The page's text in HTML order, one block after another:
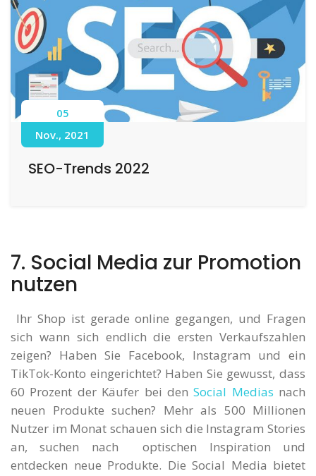
05
Nov., 2021
SEO-Trends 2022
7. Social Media zur Promotion
nutzen
Ihr Shop ist gerade online gegangen, und Fragen
sich wann sich endlich die ersten Verkaufszahlen
zeigen? Haben Sie Facebook, Instagram und ein
TikTok-Konto eingerichtet? Haben Sie gewusst, dass
60 Prozent der Käufer bei denSocial Medias nach
neuen Produkte suchen? Mehr als 500 Millionen
Nutzer im Monat schauen sich die Instagram Stories
an, suchen nach optischen Inspiration und
entdecken neue Produkte. Die Social Media bietet